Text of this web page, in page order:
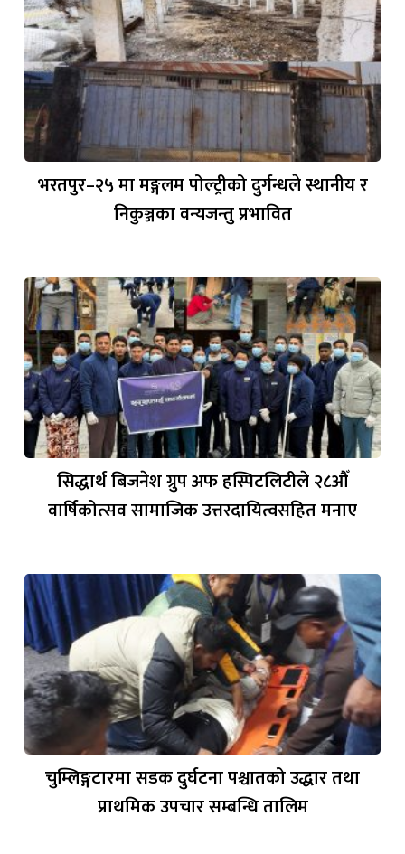
भरतपुर–२५ मा मङ्गलम पोल्ट्रीको दुर्गन्धले स्थानीय र
निकुञ्जका वन्यजन्तु प्रभावित
सिद्धार्थ बिजनेश ग्रुप अफ हस्पिटलिटीले २८औँ
वार्षिकोत्सव सामाजिक उत्तरदायित्वसहित मनाए
चुम्लिङ्गटारमा सडक दुर्घटना पश्चातको उद्धार तथा
प्राथमिक उपचार सम्बन्धि तालिम